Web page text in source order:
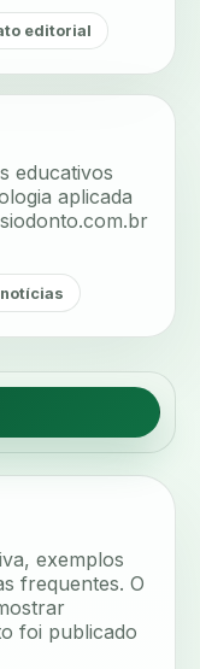
editorial
educativos
aplicada
exemplos
frequentes. O
foi publicado